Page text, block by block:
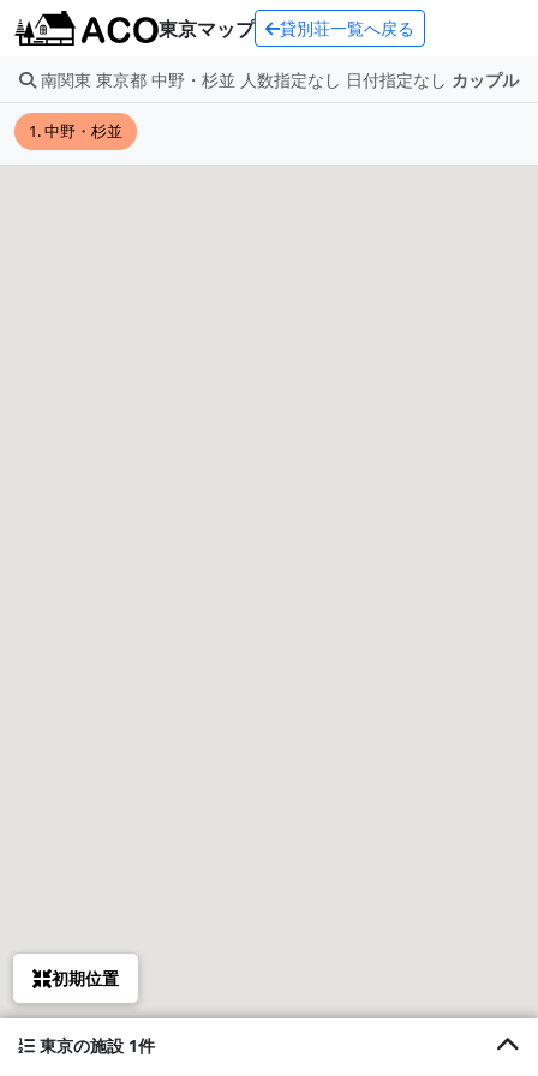
東京マップ 貸別荘一覧へ戻る
南関東 東京都 中野・杉並 人数指定なし 日付指定なし カップル
1. 中野・杉並
初期位置
東京の施設 1件1. House hotel 江古田